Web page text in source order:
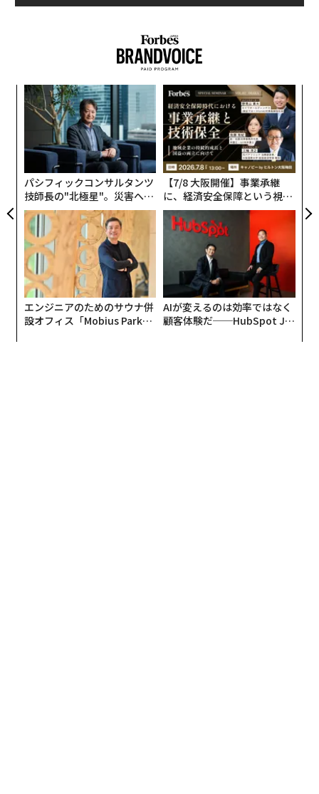
パシフィックコンサルタンツ
技師長の"北極星"。災害への
無力感を乗り越え見つけた、
防災一筋20年の答え
【7/8 大阪開催】事業承継
に、経済安全保障という視点
が加わるとき──経営者が問
われる新たな判断軸
エンジニアのためのサウナ併
設オフィス「Mobius Park」
AIが変えるのは効率ではなく
顧客体験だ──HubSpot Ja